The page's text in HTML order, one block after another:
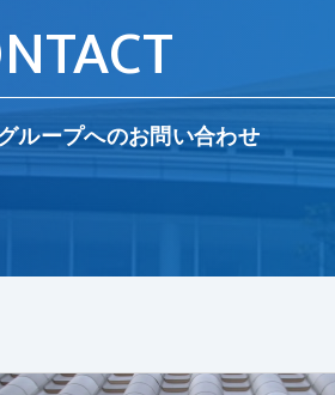
ループへのお問い合わせ